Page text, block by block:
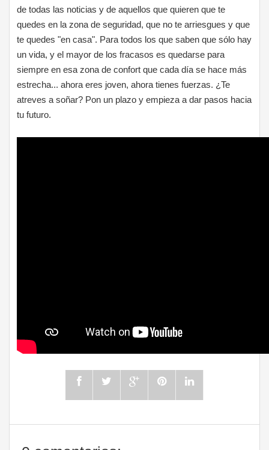
de todas las noticias y de aquellos que quieren que te
quedes en la zona de seguridad, que no te arriesgues y que
te quedes "en casa". Para todos los que saben que sólo hay
un vida, y el mayor de los fracasos es quedarse para
siempre en esa zona de confort que cada día se hace más
estrecha... ahora eres joven, ahora tienes fuerzas. ¿Te
atreves a soñar? Pon un plazo y empieza a dar pasos hacia
tu futuro.